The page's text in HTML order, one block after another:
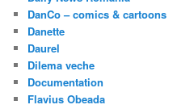
DanCo – comics & cartoons
Danette
Daurel
Dilema veche
Documentation
Flavius Obeada